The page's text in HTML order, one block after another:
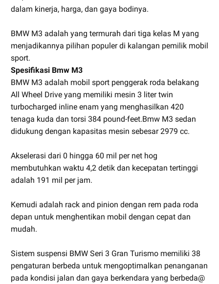
dalam kinerja, harga, dan gaya bodinya.
BMW M3 adalah yang termurah dari tiga kelas M yang
menjadikannya pilihan populer di kalangan pemilik mobil
sport.
Spesifikasi Bmw M3
BMW M3 adalah mobil sport penggerak roda belakang
All Wheel Drive yang memiliki mesin 3 liter twin
turbocharged inline enam yang menghasilkan 420
tenaga kuda dan torsi 384 pound-feet.Bmw M3 sedan
didukung dengan kapasitas mesin sebesar 2979 cc.
Akselerasi dari 0 hingga 60 mil per net hog
membutuhkan waktu 4,2 detik dan kecepatan tertinggi
adalah 191 mil per jam.
Kemudi adalah rack and pinion dengan rem pada roda
depan untuk menghentikan mobil dengan cepat dan
mudah.
Sistem suspensi BMW Seri 3 Gran Turismo memiliki 38
pengaturan berbeda untuk mengoptimalkan penanganan
pada kondisi jalan dan gaya berkendara yang berbeda@